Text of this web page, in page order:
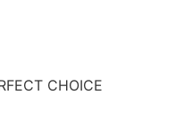
CHOICE